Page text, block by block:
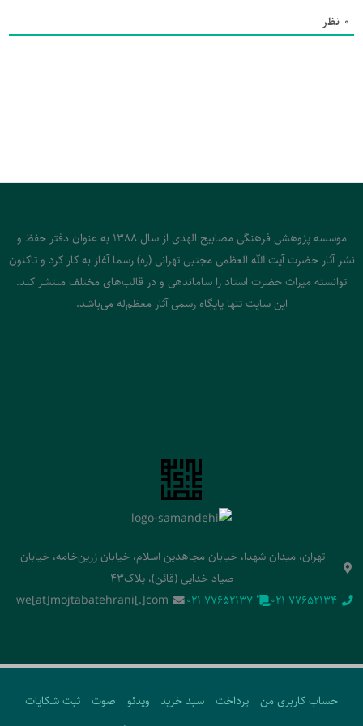
0 نظر
موسسه پژوهشی فرهنگی مصابیح الهدی از سال 1388 به عنوان دفتر حفظ و
نشر آثار حضرت آیت الله العظمی مجتبی تهرانی (ره) رسما آغاز به کار کرد و تاکنون
توانسته میراث حضرت استاد را ساماندهی و در قالب‌های مختلف منتشر کند.
این سایت تنها پایگاه رسمی آثار معظم‌له می‌باشد.
تهران، میدان شهدا، خیابان مجاهدین اسلام، خیابان زرین‌خامه، خیابان
صیاد خدایی (قائن)، پلاک43
‭021 77652134‬
‭021 77652137‬
we[at]mojtabatehrani[.]com
حساب کاربری من پرداخت سبد خرید ویدئو صوت
ثبت شکایات